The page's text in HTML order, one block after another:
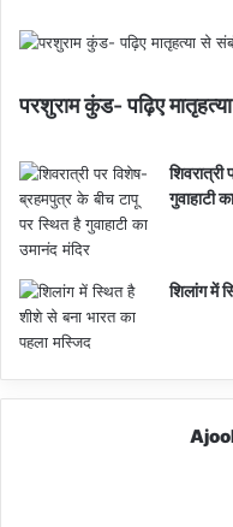
परशुराम कुंड- पढ़िए
गुवाहाटी
शिलांग में